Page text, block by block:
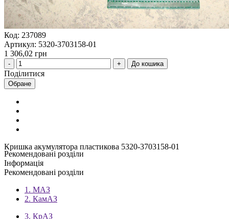
Код: 237089
Артикул: 5320-3703158-01
1 306,02 грн
До кошика
Поділитися
Обране
Кришка акумулятора пластикова 5320-3703158-01
Рекомендовані розділи
Інформація
Рекомендовані розділи
1. МАЗ
2. КамАЗ
3. КрАЗ